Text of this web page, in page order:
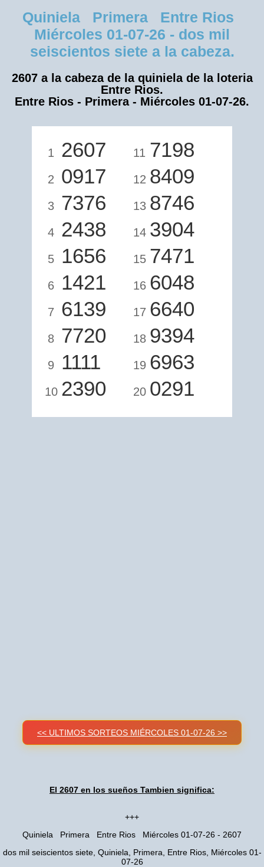
Quiniela Primera Entre Rios
Miércoles 01-07-26 - dos mil
seiscientos siete a la cabeza.
2607 a la cabeza de la quiniela de la loteria
Entre Rios.
Entre Rios - Primera - Miércoles 01-07-26.
1 2607
2 0917
3 7376
4 2438
5 1656
6 1421
7 6139
8 7720
9 1111
10 2390
11 7198
12 8409
13 8746
14 3904
15 7471
16 6048
17 6640
18 9394
19 6963
20 0291
<< ULTIMOS SORTEOS MIÉRCOLES 01-07-26 >>
El 2607 en los sueños Tambien significa:
+++
Quiniela Primera Entre Rios Miércoles 01-07-26 - 2607
dos mil seiscientos siete, Quiniela, Primera, Entre Rios, Miércoles 01-
07-26